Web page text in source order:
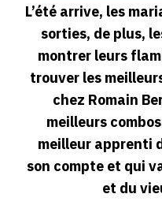
L’été arrive, les
sorties, de plus,
montrer leurs
trouver les
chez Romain
meilleurs
meilleur apprenti
son compte et qui
et du